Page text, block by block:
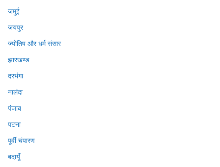
जमुई
जयपुर
ज्योतिष और धर्म संसार
झारखण्ड
दरभंगा
नालंदा
पंजाब
पटना
पूर्वी चंपारण
बदायूँ